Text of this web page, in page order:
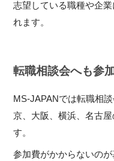
志望している職種や企
れます。
転職相談会へも参
MS-JAPANでは転職相
京、大阪、横浜、名古
す。
参加費がかからないの